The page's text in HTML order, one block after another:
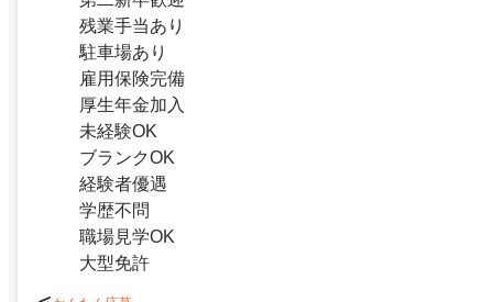
残業手当あり
駐車場あり
雇用保険完備
厚生年金加入
未経験OK
ブランクOK
経験者優遇
学歴不問
職場見学OK
大型免許